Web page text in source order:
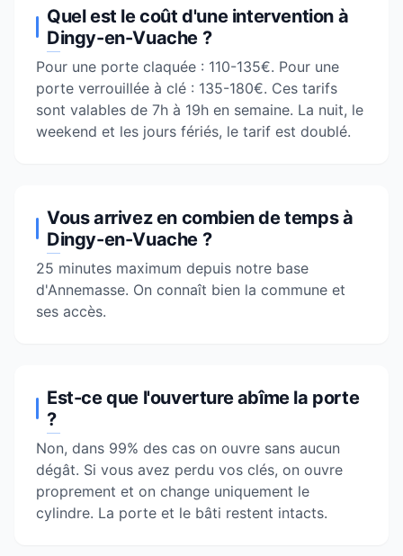
Quel est le coût d'une intervention à
Dingy-en-Vuache ?
Pour une porte claquée : 110-135€. Pour une
porte verrouillée à clé : 135-180€. Ces tarifs
sont valables de 7h à 19h en semaine. La nuit, le
weekend et les jours fériés, le tarif est doublé.
Vous arrivez en combien de temps à
Dingy-en-Vuache ?
25 minutes maximum depuis notre base
d'Annemasse. On connaît bien la commune et
ses accès.
Est-ce que l'ouverture abîme la porte
?
Non, dans 99% des cas on ouvre sans aucun
dégât. Si vous avez perdu vos clés, on ouvre
proprement et on change uniquement le
cylindre. La porte et le bâti restent intacts.